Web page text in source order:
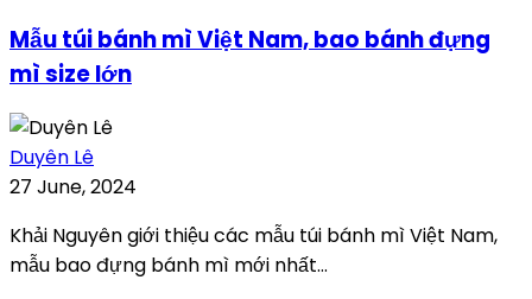
Mẫu túi bánh mì Việt Nam, bao bánh đựng
mì size lớn
Duyên Lê
27 June, 2024
Khải Nguyên giới thiệu các mẫu túi bánh mì Việt Nam,
mẫu bao đựng bánh mì mới nhất...